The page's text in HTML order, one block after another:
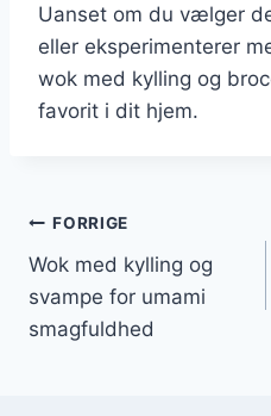
Uanset om du vælger
eller eksperimenterer
wok med kylling og
favorit i dit hjem.
FORRIGE
Wok med kylling og
svampe for umami
smagfuldhed